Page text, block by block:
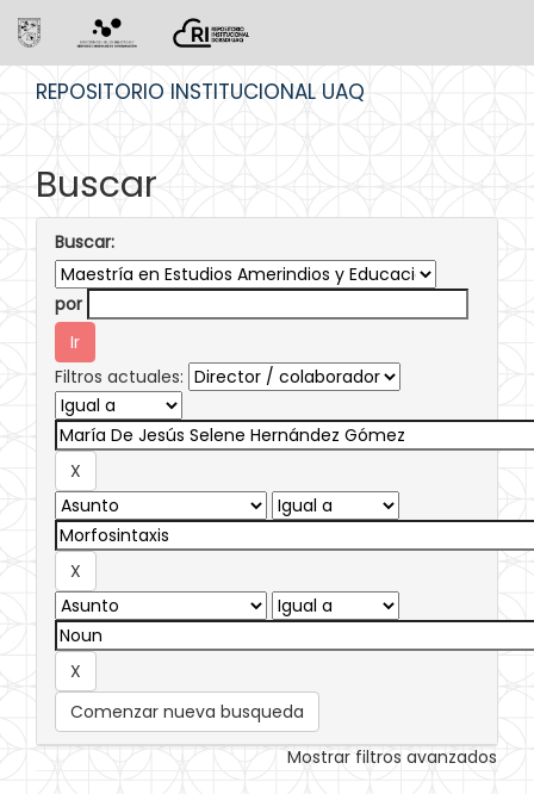
REPOSITORIO INSTITUCIONAL UAQ
Buscar
Buscar:
por
Filtros actuales:
Comenzar nueva busqueda
Mostrar filtros avanzados